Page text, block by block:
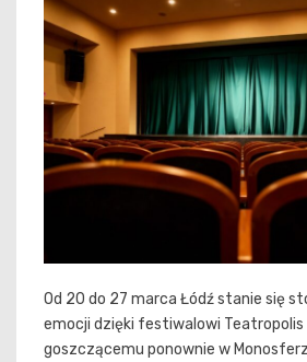
Od 20 do 27 marca Łódź stanie się
emocji dzięki festiwalowi
goszczącemu ponownie w